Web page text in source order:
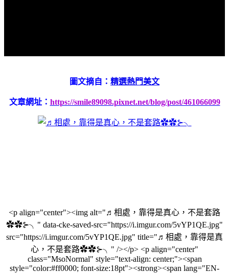
圖文摘自： 精選熱門美文
文章網址： https://smile89098.pixnet.net/blog/post/461066099
<p align="center"><img alt="♬相處，靠得是真心，不是套路
✿✿⊱╮" data-cke-saved-src="https://i.imgur.com/5vYP1QE.jpg"
src="https://i.imgur.com/5vYP1QE.jpg" title="♬相處，靠得是真
心，不是套路✿✿⊱╮" /></p> <p align="center"
class="MsoNormal" style="text-align: center;"><span
style="color:#ff0000; font-size:18pt"><strong><span lang="EN-